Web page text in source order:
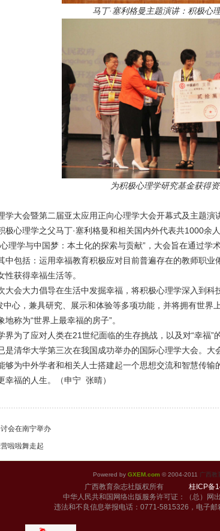
马丁·塞利格曼主题演讲：积极心
为积极心理学研究基金获得
学大会暨第二届亚太应用正向心理学大会开幕式及主题
极心理学之父马丁·塞利格曼和相关国内外代表共1000余人
理学与中国梦：本土化的探索与贡献”，大会旨在通过
中包括：运用幸福教育积极应对目前普遍存在的教师职
获得幸福生活等。
大会大力倡导在生活中发掘幸福，将积极心理学深入到
中心，兼具研究、展示和体验等多项功能，并将拥有世
称为“世界上最幸福的房子”。
界为了应对人类在21世纪面临的生存挑战，以及对“幸福
是清华大学第三次在我国成功举办的国际心理学大会。
够为中外学者和相关人士搭建起一个思想交流和智慧传
幸福的人生。（申宁 张晴）
会在南宁举办
啦啦舞走起
Powered by GXEM.com © 2004-2011 广西教
广西教育杂志社版权所有 桂ICP备
中华人民共和国网络出版服务许可证：（总）网
违法和不良信息举报电话：0771-5815326，电子